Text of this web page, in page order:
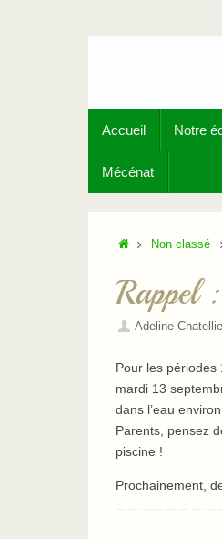
Accueil Notre
Mécénat
AccueilNon classé
Rappel
Adeline
Pour les périodes
mardi 13
dans l’eau
Parents, pensez
piscine !
Prochainement,